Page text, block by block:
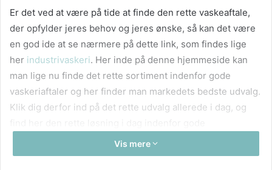
Er det ved at være på tide at finde den rette vaskeaftale,
der opfylder jeres behov og jeres ønske, så kan det være
en god ide at se nærmere på dette link, som findes lige
her industrivaskeri. Her inde på denne hjemmeside kan
man lige nu finde det rette sortiment indenfor gode
vaskeriaftaler og her finder man markedets bedste udvalg.
Klik dig derfor ind på det rette udvalg allerede i dag, og
klimaløsninger nu. Lige nu kan man finde bæredygtige
løsninger og leder man efter et vaskeri, der har stor fokus
Vis mere